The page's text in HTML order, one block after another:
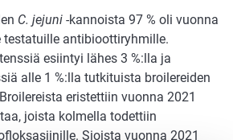
C. jejuni -kannoista 97 % oli vuonna
testatuille antibioottiryhmille.
esiintyi lähes 3 %:lla ja
alle 1 %:lla tutkituista broilereiden
eristettiin vuonna 2021
joista kolmella todettiin
Sioista vuonna 2021